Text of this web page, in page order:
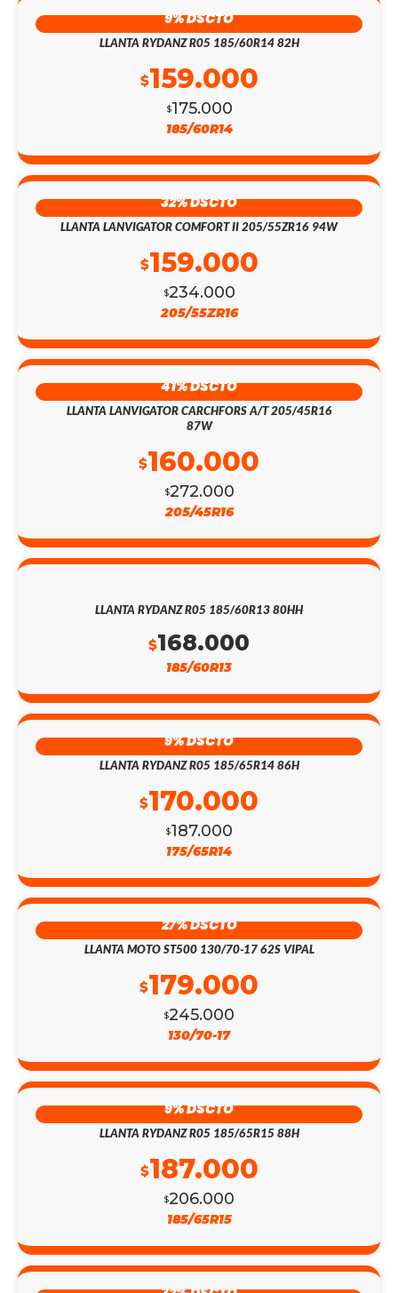
9% DSCTO
LLANTA RYDANZ R05 185/60R14 82H
$175.000
$159.000
185/60R14
32% DSCTO
LLANTA LANVIGATOR COMFORT II 205/55ZR16 94W
$234.000
$159.000
205/55ZR16
41% DSCTO
LLANTA LANVIGATOR CARCHFORS A/T 205/45R16
87W
$272.000
$160.000
205/45R16
LLANTA RYDANZ R05 185/60R13 80HH
$168.000
185/60R13
9% DSCTO
LLANTA RYDANZ R05 185/65R14 86H
$187.000
$170.000
175/65R14
27% DSCTO
LLANTA MOTO ST500 130/70-17 62S VIPAL
$245.000
$179.000
130/70-17
9% DSCTO
LLANTA RYDANZ R05 185/65R15 88H
$206.000
$187.000
185/65R15